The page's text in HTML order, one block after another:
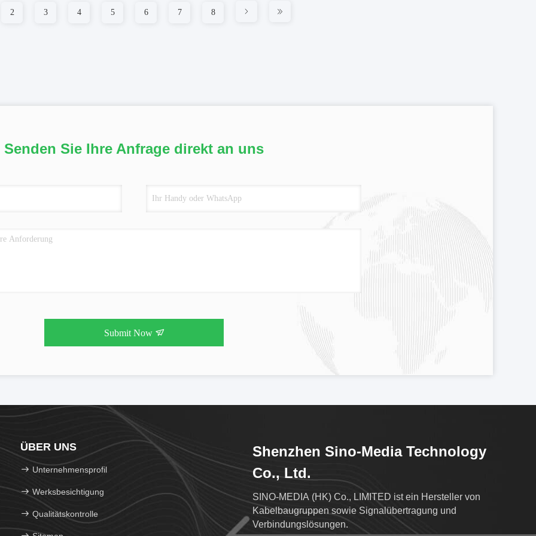
2 3 4 5 6 7 8
Senden Sie Ihre Anfrage direkt an uns
Submit Now
ÜBER UNS
Unternehmensprofil
Werksbesichtigung
Qualitätskontrolle
Shenzhen Sino-Media Technology
Co., Ltd.
SINO-MEDIA (HK) Co., LIMITED ist ein Hersteller von
Kabelbaugruppen sowie Signalübertragung und
Verbindungslösungen.